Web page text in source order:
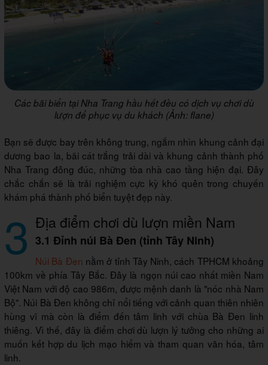
Các bãi biển tại Nha Trang hầu hết đều có dịch vụ chơi dù
lượn để phục vụ du khách (Ảnh: flane)
Bạn sẽ được bay trên không trung, ngắm nhìn khung cảnh đại
dương bao la, bãi cát trắng trải dài và khung cảnh thành phố
Nha Trang đông đúc, những tòa nhà cao tầng hiện đại. Đây
chắc chắn sẽ là trải nghiệm cực kỳ khó quên trong chuyến
khám phá thành phố biển tuyệt đẹp này.
3 Địa điểm chơi dù lượn miền Nam
3.1 Đỉnh núi Bà Đen (tỉnh Tây Ninh)
Núi Bà Đen nằm ở tỉnh Tây Ninh, cách TPHCM khoảng
100km về phía Tây Bắc. Đây là ngọn núi cao nhất miền Nam
Việt Nam với độ cao 986m, được mệnh danh là "nóc nhà Nam
Bộ". Núi Bà Đen không chỉ nổi tiếng với cảnh quan thiên nhiên
hùng vĩ mà còn là điểm đến tâm linh với chùa Bà Đen linh
thiêng. Vì thế, đây là điểm chơi dù lượn lý tưởng cho những ai
muốn kết hợp du lịch mạo hiểm và tham quan văn hóa, tâm
linh.